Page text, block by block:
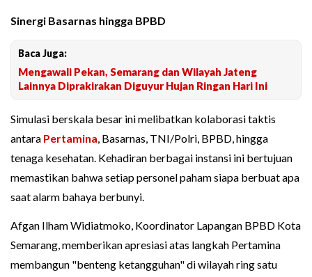
Sinergi Basarnas hingga BPBD
Baca Juga:
Mengawali Pekan, Semarang dan Wilayah Jateng
Lainnya Diprakirakan Diguyur Hujan Ringan Hari Ini
Simulasi berskala besar ini melibatkan kolaborasi taktis
antara Pertamina, Basarnas, TNI/Polri, BPBD, hingga
tenaga kesehatan. Kehadiran berbagai instansi ini bertujuan
memastikan bahwa setiap personel paham siapa berbuat apa
saat alarm bahaya berbunyi.
Afgan Ilham Widiatmoko, Koordinator Lapangan BPBD Kota
Semarang, memberikan apresiasi atas langkah Pertamina
membangun "benteng ketangguhan" di wilayah ring satu